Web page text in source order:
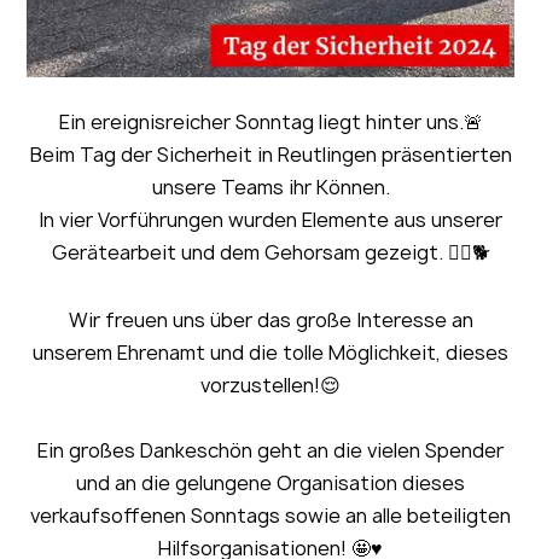
Ein ereignisreicher Sonntag liegt hinter uns.🚨
Beim Tag der Sicherheit in Reutlingen präsentierten
unsere Teams ihr Können.
In vier Vorführungen wurden Elemente aus unserer
Gerätearbeit und dem Gehorsam gezeigt. 🐕‍🦺🐕
Wir freuen uns über das große Interesse an
unserem Ehrenamt und die tolle Möglichkeit, dieses
vorzustellen!😌
Ein großes Dankeschön geht an die vielen Spender
und an die gelungene Organisation dieses
verkaufsoffenen Sonntags sowie an alle beteiligten
Hilfsorganisationen! 🤩♥️